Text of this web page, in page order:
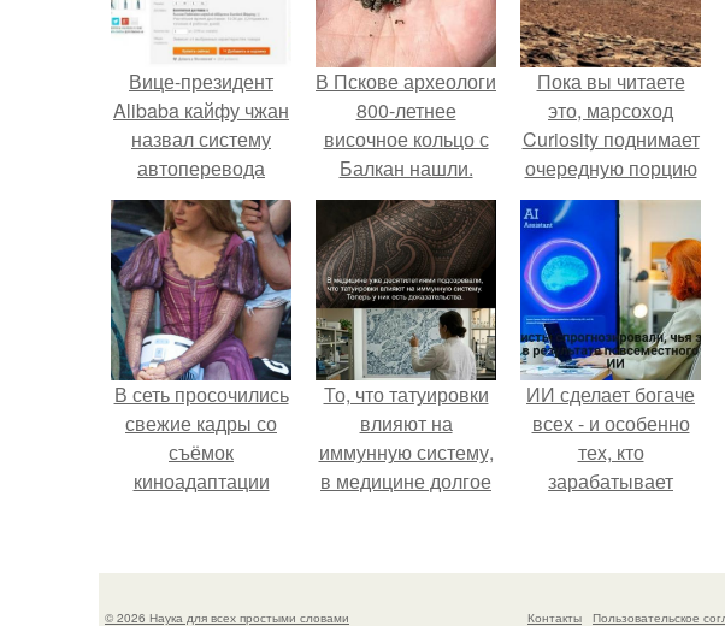
Вице-президент
Alibaba кайфу чжан
назвал систему
автоперевода
Aliexpress лучшей
на рынке и
оставляющей
позади Google,
Chatgpt и другие
аналоги.
В Пскове археологи
800-летнее
височное кольцо с
Балкан нашли.
Пока вы читаете
это, марсоход
Curiosity поднимает
очередную порцию
красной пыли. 6.
В сеть просочились
свежие кадры со
съёмок
киноадаптации
моментально
То, что татуировки
влияют на
иммунную систему,
в медицине долгое
лишь как гипотеза.
ИИ сделает богаче
всех - и особенно
тех, кто
зарабатывает
© 2026 Наука для всех простыми словами Контакты Пользовательское